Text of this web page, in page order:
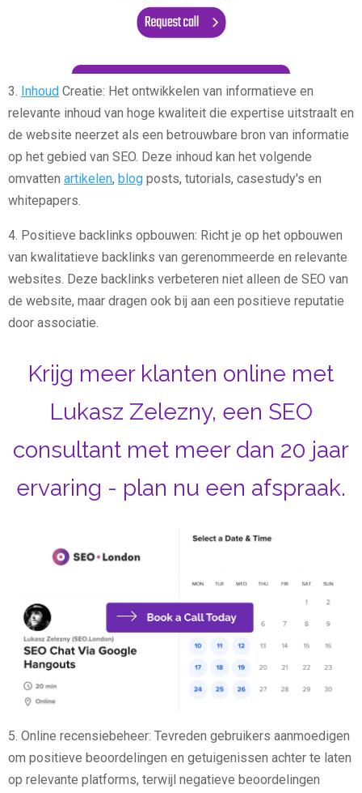
3. Inhoud Creatie: Het ontwikkelen van informatieve en
relevante inhoud van hoge kwaliteit die expertise uitstraalt en
de website neerzet als een betrouwbare bron van informatie
op het gebied van SEO. Deze inhoud kan het volgende
omvatten artikelen, blog posts, tutorials, casestudy's en
whitepapers.
4. Positieve backlinks opbouwen: Richt je op het opbouwen
van kwalitatieve backlinks van gerenommeerde en relevante
websites. Deze backlinks verbeteren niet alleen de SEO van
de website, maar dragen ook bij aan een positieve reputatie
door associatie.
Krijg meer klanten online met
Lukasz Zelezny, een SEO
consultant met meer dan 20 jaar
ervaring - plan nu een afspraak.
5. Online recensiebeheer: Tevreden gebruikers aanmoedigen
om positieve beoordelingen en getuigenissen achter te laten
op relevante platforms, terwijl negatieve beoordelingen